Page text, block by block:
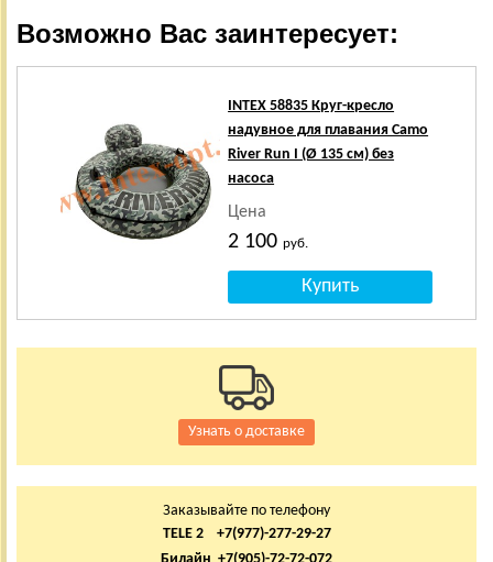
Возможно Вас заинтересует:
INTEX 58835 Круг-кресло
надувное для плавания Camo
River Run I (Ø 135 см) без
насоса
Цена
2 100руб.
Узнать о доставке
Заказывайте по телефону
TELE 2 +7(977)-277-29-27